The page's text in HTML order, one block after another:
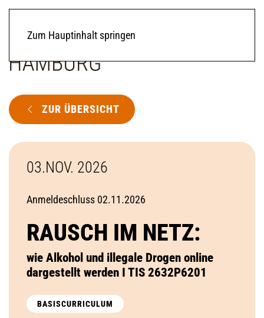
Zum Hauptinhalt springen
ZUR ÜBERSICHT
03.NOV. 2026
Anmeldeschluss 02.11.2026
RAUSCH IM NETZ:
wie Alkohol und illegale Drogen online
dargestellt werden I TIS 2632P6201
BASISCURRICULUM